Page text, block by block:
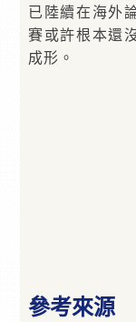
已陸續在海外
賽或許根本還
成形。
參考來源